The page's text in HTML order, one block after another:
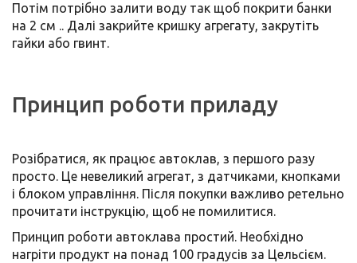
Потім потрібно залити воду так щоб покрити банки
на 2 см .. Далі закрийте кришку агрегату, закрутіть
гайки або гвинт.
Принцип роботи приладу
Розібратися, як працює автоклав, з першого разу
просто. Це невеликий агрегат, з датчиками, кнопками
і блоком управління. Після покупки важливо ретельно
прочитати інструкцію, щоб не помилитися.
Принцип роботи автоклава простий. Необхідно
нагріти продукт на понад 100 градусів за Цельсієм.